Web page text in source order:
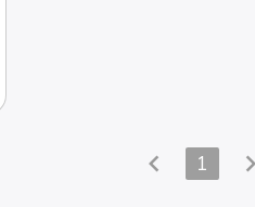
chevron_left 1 chevron_right